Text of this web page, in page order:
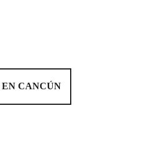
CANCÚN